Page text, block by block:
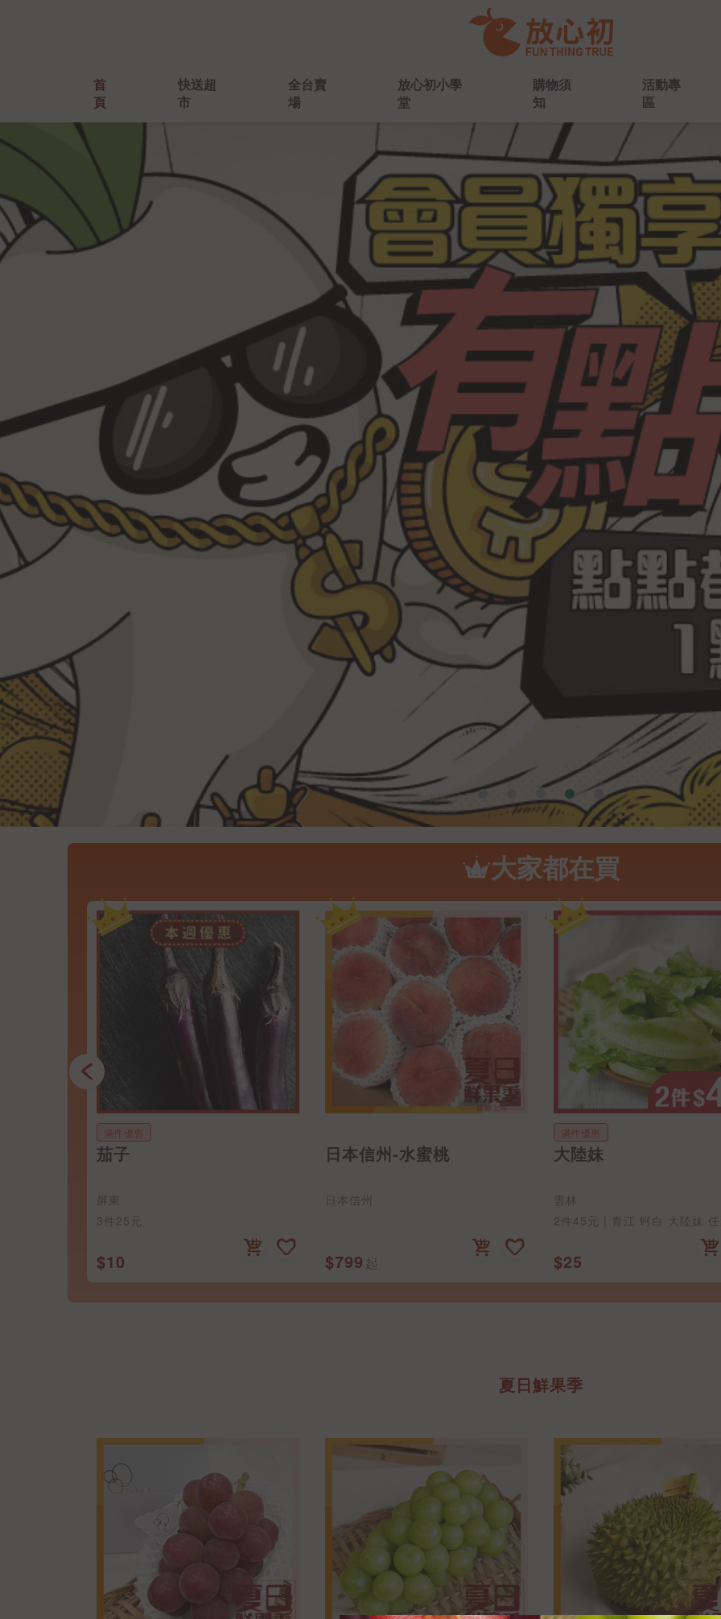
首
頁
快送超
市
全台賣
場
放心初小學
堂
購物須
知
活動專
區
首
頁
快送超
市
全台賣
場
放心初小學
堂
購物須
知
活動專
區
大家都在買
日本信州-水蜜桃
日本信州
$799
大陸妹
雲林
$25
白苦瓜
台中
$79
夏日鮮果季